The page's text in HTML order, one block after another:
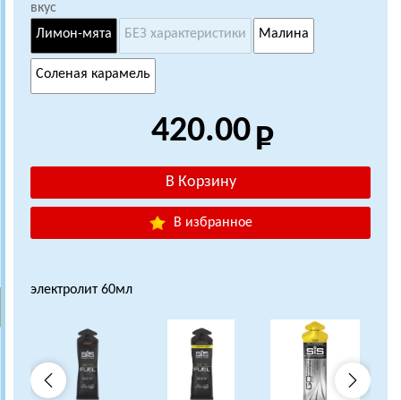
вкус
Лимон-мята
БЕЗ характеристики Малина
Соленая карамель
420.00
В избранное
электролит 60мл